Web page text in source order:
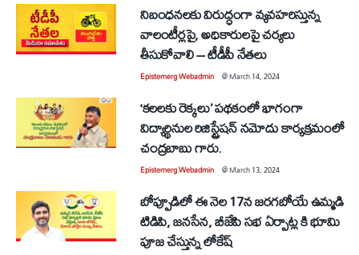
నిబంధనలకు విరుద్ధంగా వ్యవహరిస్తున్న
వాలంటీర్లపై, అధికారులపై చర్యలు
తీసుకోవాలి – టీడీపీ నేతలు
Epistemerg Webadmin @March 14, 2024
‘కలలకు రెక్కలు’ పథకంలో భాగంగా
విద్యార్థినుల రిజిస్ట్రేషన్ నమోదు కార్యక్రమంలో
చంద్రబాబు గారు.
Epistemerg Webadmin @March 13, 2024
బోప్పూడిలో ఈ నెల 17న జరగబోయే ఉమ్మడి
టిడిపి, జనసేన, బీజేపి సభ ఏర్పాట్ల కి భూమి
పూజ చేస్తున్న లోకేష్